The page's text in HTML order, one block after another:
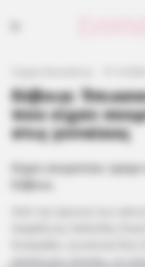
Εύβοια:
που είχαν
στις γυναίκες
Είχαν σκορπίσει
απόπειρες κλοπής, το